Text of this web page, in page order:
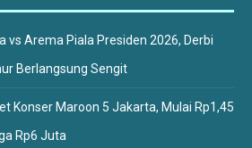
vs Arema Piala Presiden 2026, Derbi
Berlangsung Sengit
Konser Maroon 5 Jakarta, Mulai Rp1,45
Rp6 Juta